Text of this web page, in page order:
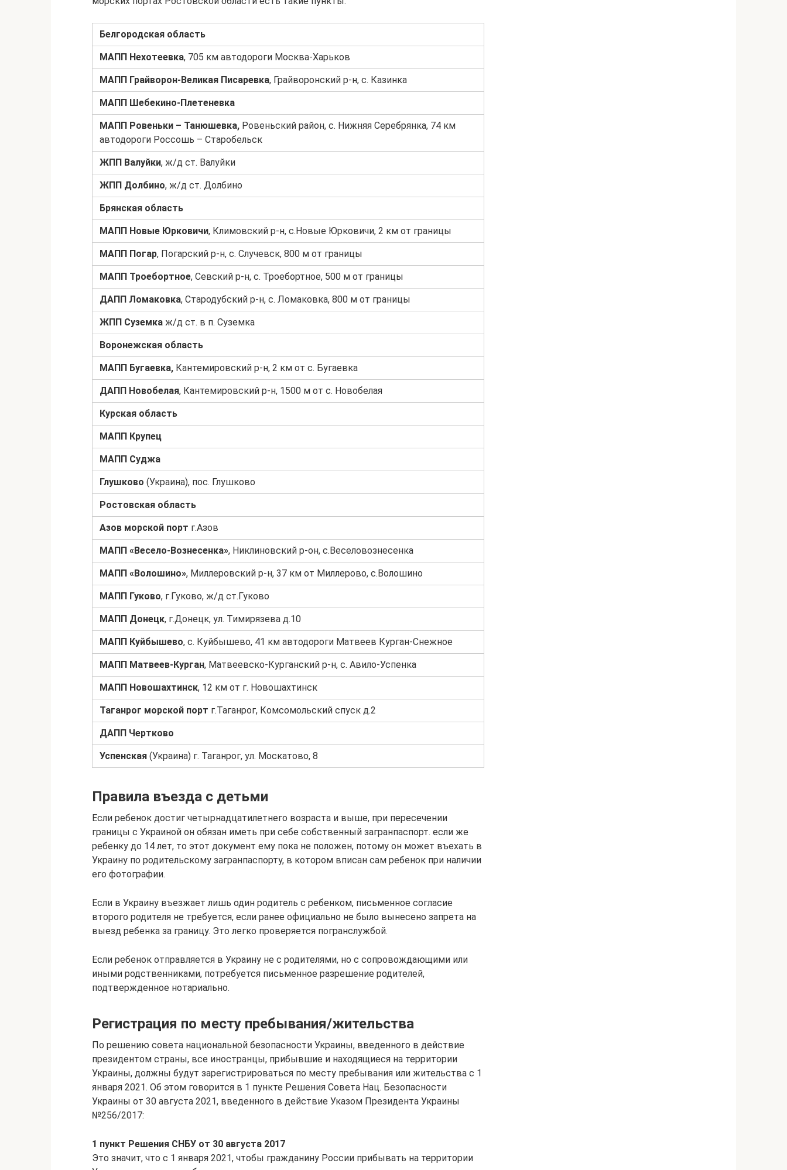
Белгородская область
МАПП Нехотеевка, 705 км автодороги Москва-Харьков
МАПП Грайворон-Великая Писаревка, Грайворонский р-н, с. Казинка
МАПП Шебекино-Плетеневка
МАПП Ровеньки – Танюшевка, Ровеньский район, с. Нижняя Серебрянка, 74 км
автодороги Россошь – Старобельск
ЖПП Валуйки, ж/д ст. Валуйки
ЖПП Долбино, ж/д ст. Долбино
Брянская область
МАПП Новые Юрковичи, Климовский р-н, с.Новые Юрковичи, 2 км от границы
МАПП Погар, Погарский р-н, с. Случевск, 800 м от границы
МАПП Троебортное, Севский р-н, с. Троебортное, 500 м от границы
ДАПП Ломаковка, Стародубский р-н, с. Ломаковка, 800 м от границы
ЖПП Суземка ж/д ст. в п. Суземка
Воронежская область
МАПП Бугаевка, Кантемировский р-н, 2 км от с. Бугаевка
ДАПП Новобелая, Кантемировский р-н, 1500 м от с. Новобелая
Курская область
МАПП Крупец
МАПП Суджа
Глушково (Украина), пос. Глушково
Ростовская область
Азов морской порт г.Азов
МАПП «Весело-Вознесенка», Никлиновский р-он, с.Веселовознесенка
МАПП «Волошино», Миллеровский р-н, 37 км от Миллерово, с.Волошино
МАПП Гуково, г.Гуково, ж/д ст.Гуково
МАПП Донецк, г.Донецк, ул. Тимирязева д.10
МАПП Куйбышево, с. Куйбышево, 41 км автодороги Матвеев Курган-Снежное
МАПП Матвеев-Курган, Матвеевско-Курганский р-н, с. Авило-Успенка
МАПП Новошахтинск, 12 км от г. Новошахтинск
Таганрог морской порт г.Таганрог, Комсомольский спуск д.2
ДАПП Чертково
Успенская (Украина) г. Таганрог, ул. Москатово, 8
Правила въезда с детьми
Если ребенок достиг четырнадцатилетнего возраста и выше, при пересечении
границы с Украиной он обязан иметь при себе собственный загранпаспорт. если же
ребенку до 14 лет, то этот документ ему пока не положен, потому он может въехать в
Украину по родительскому загранпаспорту, в котором вписан сам ребенок при наличии
его фотографии.
Если в Украину въезжает лишь один родитель с ребенком, письменное согласие
второго родителя не требуется, если ранее официально не было вынесено запрета на
выезд ребенка за границу. Это легко проверяется погранслужбой.
Если ребенок отправляется в Украину не с родителями, но с сопровождающими или
иными родственниками, потребуется письменное разрешение родителей,
подтвержденное нотариально.
Регистрация по месту пребывания/жительства
По решению совета национальной безопасности Украины, введенного в действие
президентом страны, все иностранцы, прибывшие и находящиеся на территории
Украины, должны будут зарегистрироваться по месту пребывания или жительства с 1
января 2021. Об этом говорится в 1 пункте Решения Совета Нац. Безопасности
Украины от 30 августа 2021, введенного в действие Указом Президента Украины
№256/2017:
1 пункт Решения СНБУ от 30 августа 2017
Это значит, что с 1 января 2021, чтобы гражданину России прибывать на территории